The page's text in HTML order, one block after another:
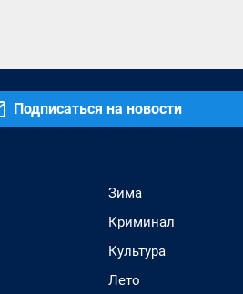
Подписаться на новости
Зима
Криминал
Культура
Лето